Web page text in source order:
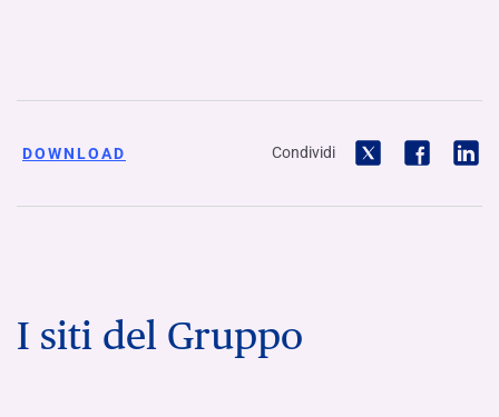
DOWNLOAD Condividi
I siti del Gruppo